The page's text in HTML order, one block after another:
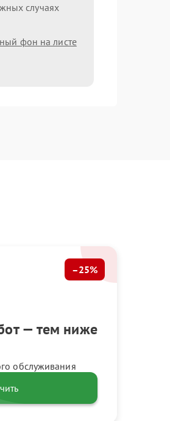
случаях
фон на листе
— тем ниже
обслуживания
–25%